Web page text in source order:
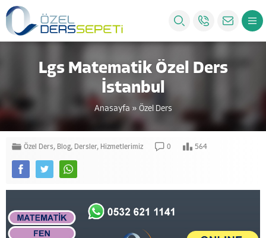
Lgs Matematik Özel Ders
İstanbul
Anasayfa » Özel Ders
Özel Ders, Blog, Dersler, Hizmetlerimiz 0 564